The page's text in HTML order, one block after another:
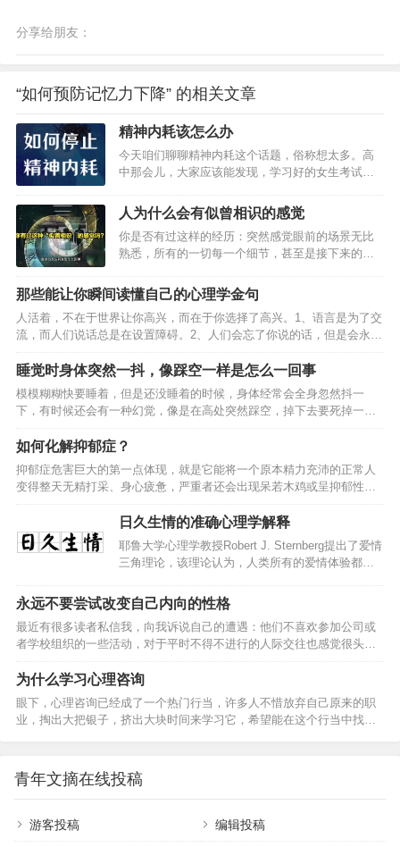
分享给朋友：
“如何预防记忆力下降” 的相关文章
精神内耗该怎么办
今天咱们聊聊精神内耗这个话题，俗称想太多。高
中那会儿，大家应该能发现，学习好的女生考试前
考试前我还开导他，后来成绩出来，她趴在那儿情
绪低落，我又好心安慰，一次考试不代表什么，错
了才会有进步吗？她坐起来，我看到他考了134分，
嗯，当时就把自己89分的试卷藏了起来。从那以
后，每次考试前我也开始焦虑了。小伙伴多少都会
有点儿精神内耗，举几个例子，小时候幻想自己将
朋友或者男朋友没回消息，开始胡思乱想，工作了
稍有差错就过…
人为什么会有似曾相识的感觉
你是否有过这样的经历：突然感觉眼前的场景无比
熟悉，所有的一切每一个细节，甚至是接下来的所
过。然而，事实上并非如此。据最进相关调查显
示，有2/3的成年人至少有过一次这种似曾相识”的经
历。据北京大学心理教授，博士生导师分析，似曾
相识”的感觉，在每个人身上都会发生：不过，如果
这种感觉过于频繁，过于强烈就是一种病态。奇妙
但真实的déjàvu”法语中的déjàvu”就是用来形容这一
转瞬即逝的奇妙感觉。但是它似乎一直更受小说家
的亲睐，而很少被心理学家关注。从上个世纪…
那些能让你瞬间读懂自己的心理学金句
人活着，不在于世界让你高兴，而在于你选择了高兴。1、语言是为了交
流，而人们说话总是在设置障碍。2、人们会忘了你说的话，但是会永远
记得你的态度。3、没有人是大大咧咧的，每一个人都心如发丝。4、所
有的问题都来自于早期互动的失败。5、中立就是说废话。6、脑子里没
有的东西世界上是不存在的。内部成像左右我们的视线。世界毫无意
义，我们赋予其意义。7、设置是为打破而设置的。打破的原因比设置更
重要，一打破机会就来了。8、精神分析就是使潜意识的内容意识化。一
到意识层面就会有疗愈效果。9、凡是忌讳的东西就是常想的东…
睡觉时身体突然一抖，像踩空一样是怎么一回事
模模糊糊快要睡着，但是还没睡着的时候，身体经常会全身忽然抖一
下，有时候还会有一种幻觉，像是在高处突然踩空，掉下去要死掉一
样，然后就被吓醒了。告诉我，我不是一个人!然后一个医生给我的答案
是 睡觉状态下身体忽然的抖动是神经系统发现你忽然陷入睡眠，很久没
有活动，它以为你死了，所以它就动动，想试试你死了没有事情的起因
是这样的你睡觉的时候，有没有突然踹一下腿或抽搐了下?告诉你真相
——其实这叫肌抽跃，常在睡觉时发生，睡觉时呼吸频率降低的幅度太
大，大脑会认为身体快要死亡了，所以它会发送一个脉冲使身体觉醒。
首先…
如何化解抑郁症？
抑郁症危害巨大的第一点体现，就是它能将一个原本精力充沛的正常人
变得整天无精打采、身心疲惫，严重者还会出现呆若木鸡或呈抑郁性木
僵的状态。持久的情绪不良发展成恶劣的心境。并且这种负面情绪是无
明显外因而产生的，因此很难化解，患者的心情总处在悲伤、压抑、痛
不欲生之中。另一方面，抑郁和焦虑症总是相伴而生，以更年期抑郁症
为代表，这类患者不仅心情抑郁，同时还会出现莫名其妙的精神紧张、
惊恐不安的焦虑情绪。抑郁症造成的伤害是不容忽视的。那么，它都有
哪些症状？面对抑郁症，我们应该做什么？抑郁症是怎么来的？抑郁症
是一…
日久生情的准确心理学解释
耶鲁大学心理学教授Robert J. Sternberg提出了爱情
三角理论，该理论认为，人类所有的爱情体验都是
比情况，爱情被分为六种模式，分别是：激情式爱
情（(Romantic love）：激情+亲密伙伴式爱情
（(Companionate love）：亲密+承诺愚蠢式爱情
（(Fatuous love）：激情+承诺空洞式爱情（Empty
love）：只有承诺迷恋式爱情（Infatuated love）：
只有激情完美爱情（Consummate love）：…
永远不要尝试改变自己内向的性格
最近有很多读者私信我，向我诉说自己的遭遇：他们不喜欢参加公司或
者学校组织的一些活动，对于平时不得不进行的人际交往也感觉很头
疼。很多人认为自己患有社交恐惧症，但是在经过一系列的诊断后又发
现并非如此，于是想要寻求专业的心理咨询。或许，在当前的这个社会
环境中，很多性格内向的人都曾有过类似困扰，大家的困惑在于，自己
到底是内敛的性格还是病态呢？需不要需要刻意勉强自己做出改变，让
自己融入集体？首先，内敛的性格的确会让很多人无形中吃亏，但是，
为什么学习心理咨询
眼下，心理咨询已经成了一个热门行当，许多人不惜放弃自己原来的职
业，掏出大把银子，挤出大块时间来学习它，希望能在这个行当中找到
询的好处，有显性的也有隐性的，有功利层面也有非功利层面的。首
先，它让你有了一份新职业，你可以靠它挣钱吃饭。至于能否吃饱吃
可。心理咨询的职业化是大家都在努力的事情，你要上这条船，就要有
掌舵张帆操…
青年文摘在线投稿
游客投稿 编辑投稿